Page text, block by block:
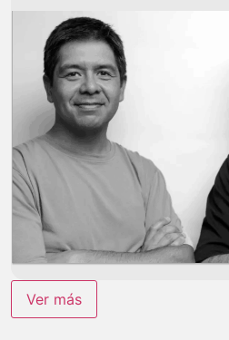
cumplimiento tributario. La inyección de
mayor tecnología, fortalecer al equipo y
Chile y México, donde ya operan para
próximamente en Android. Cenit:
solo clic” La plataforma se conecta
fiscales, […]
Ver más